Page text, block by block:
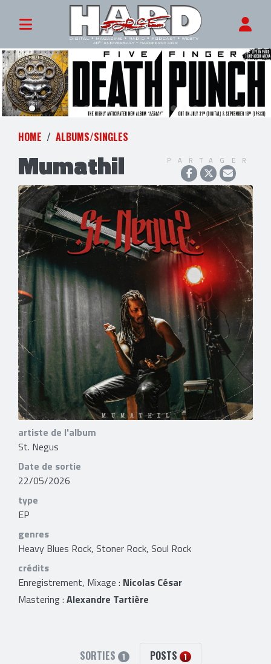
HOME ALBUMS/SINGLES
Mumathil PARTAGER
artiste de l'album
St. Negus
Date de sortie
22/05/2026
type
EP
genres
Heavy Blues Rock, Stoner Rock, Soul Rock
crédits
Enregistrement, Mixage : Nicolas César
Mastering : Alexandre Tartière
SORTIES 1 POSTS 1